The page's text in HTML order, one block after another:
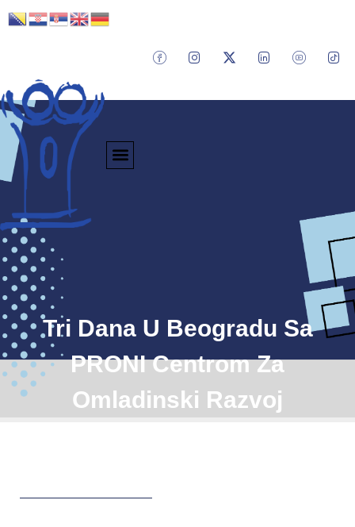
Tri Dana U Beogradu Sa
PRONI Centrom Za
Omladinski Razvoj